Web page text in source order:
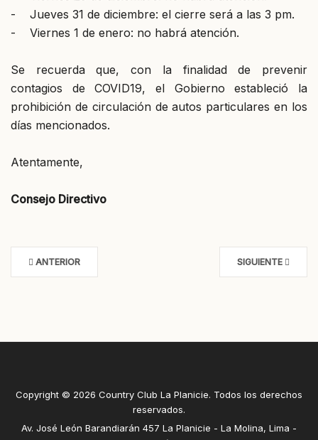
- Jueves 31 de diciembre: el cierre será a las 3 pm.
- Viernes 1 de enero: no habrá atención.
Se recuerda que, con la finalidad de prevenir
contagios de COVID19, el Gobierno estableció la
prohibición de circulación de autos particulares en los
días mencionados.
Atentamente,
Consejo Directivo
ANTERIOR SIGUIENTE
Copyright © 2026 Country Club La Planicie. Todos los derechos
reservados.
Av. José León Barandiarán 457 La Planicie - La Molina, Lima -